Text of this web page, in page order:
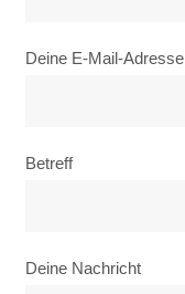
Deine E-Mail-Adresse
Betreff
Deine Nachricht